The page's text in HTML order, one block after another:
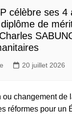
célèbre ses 4
de
Charles
20 juillet 2026